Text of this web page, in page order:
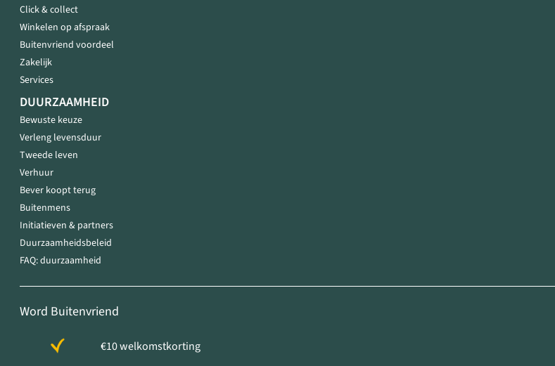
Click & collect
Winkelen op afspraak
Buitenvriend voordeel
Zakelijk
Services
DUURZAAMHEID
Bewuste keuze
Verleng levensduur
Tweede leven
Verhuur
Bever koopt terug
Buitenmens
Initiatieven & partners
Duurzaamheidsbeleid
FAQ: duurzaamheid
Word Buitenvriend
€10 welkomstkorting